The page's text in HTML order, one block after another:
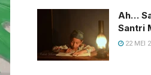
Ah…
Santri
22 MEI